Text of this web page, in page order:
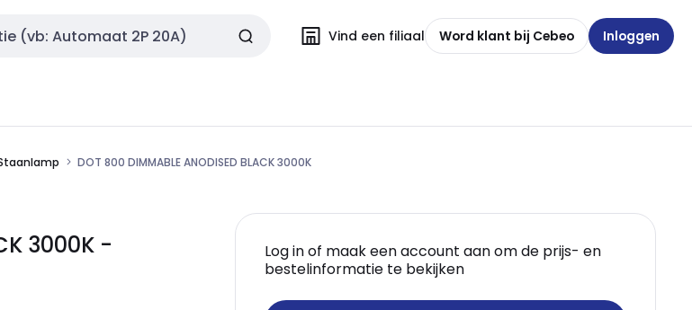
Vind een filiaal Word klant bij Cebeo Inloggen
DOT 800 DIMMABLE ANODISED BLACK 3000K
3000K -
Log in of maak een account aan om de prijs- en
bestelinformatie te bekijken